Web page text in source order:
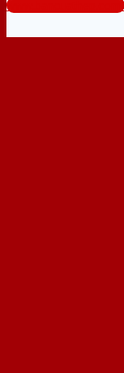
www.bancuathep.com